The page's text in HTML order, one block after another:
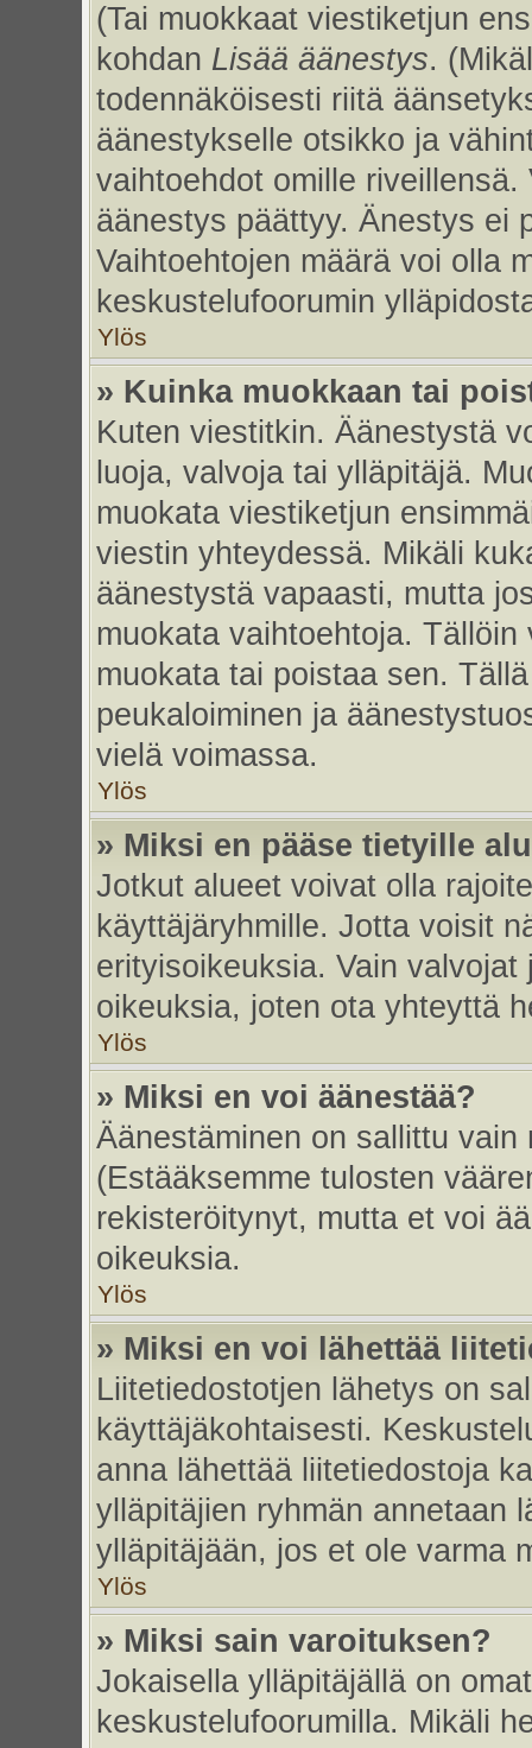
(Tai muokkaat viestiketjun
kohdan Lisää äänestys.
todennäköisesti riitä
äänestykselle otsikko ja
vaihtoehdot omille
äänestys päättyy. Änestys ei
Vaihtoehtojen määrä voi olla
keskustelufoorumin
Ylös
» Kuinka muokkaan tai
Kuten viestitkin. Äänestystä
luoja, valvoja tai ylläpitäjä.
muokata viestiketjun
viestin yhteydessä. Mikäli
äänestystä vapaasti, mutta
muokata vaihtoehtoja.
muokata tai poistaa sen.
peukaloiminen ja
vielä voimassa.
Ylös
» Miksi en pääse tietyille
Jotkut alueet voivat olla
käyttäjäryhmille. Jotta voisit
erityisoikeuksia. Vain
oikeuksia, joten ota yhteyttä
Ylös
» Miksi en voi äänestää?
Äänestäminen on sallittu
(Estääksemme tulosten
rekisteröitynyt, mutta et voi
oikeuksia.
Ylös
» Miksi en voi lähettää
Liitetiedostotjen lähetys on
käyttäjäkohtaisesti.
anna lähettää liitetiedostoja
ylläpitäjien ryhmän annetaan
ylläpitäjään, jos et ole varma
Ylös
» Miksi sain varoituksen?
Jokaisella ylläpitäjällä on
keskustelufoorumilla. Mikäli